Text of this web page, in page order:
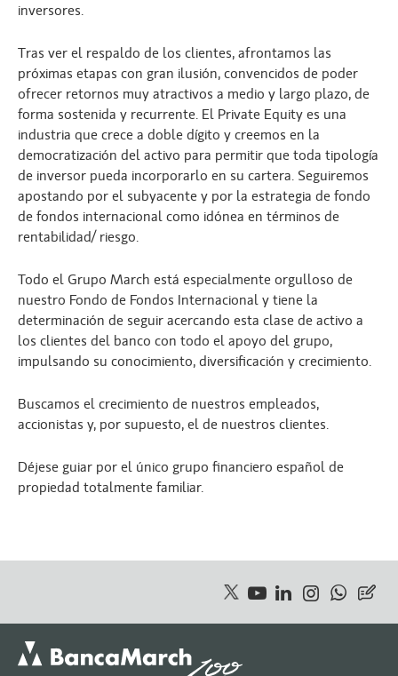
inversores.
Tras ver el respaldo de los clientes, afrontamos las
próximas etapas con gran ilusión, convencidos de poder
ofrecer retornos muy atractivos a medio y largo plazo, de
forma sostenida y recurrente. El Private Equity es una
industria que crece a doble dígito y creemos en la
democratización del activo para permitir que toda tipología
de inversor pueda incorporarlo en su cartera. Seguiremos
apostando por el subyacente y por la estrategia de fondo
de fondos internacional como idónea en términos de
rentabilidad/ riesgo.
Todo el Grupo March está especialmente orgulloso de
nuestro Fondo de Fondos Internacional y tiene la
determinación de seguir acercando esta clase de activo a
los clientes del banco con todo el apoyo del grupo,
impulsando su conocimiento, diversificación y crecimiento.
Buscamos el crecimiento de nuestros empleados,
accionistas y, por supuesto, el de nuestros clientes.
Déjese guiar por el único grupo financiero español de
propiedad totalmente familiar.